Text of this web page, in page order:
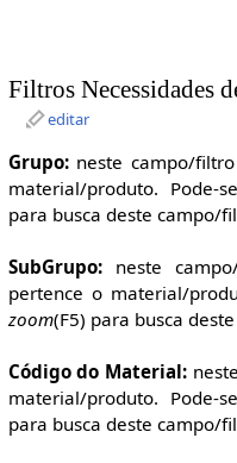
Filtros Necessidades
editar
Grupo:neste campo/
material/produto.
para busca deste campo/
SubGrupo:neste
pertence o material/
zoom(F5) para busca
Código do Material:
material/produto.
para busca deste campo/